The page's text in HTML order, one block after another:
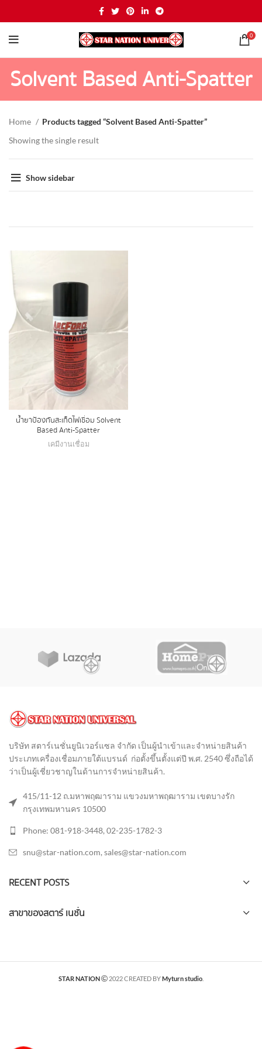
0
Solvent Based Anti-Spatter
Home
Products tagged “Solvent Based Anti-Spatter”
Showing the single result
Show sidebar
น้ำยาป้องกันสะเก็ดไฟเชื่อม Solvent
Based Anti-Spatter
เคมีงานเชื่อม
บริษัท สตาร์เนชั่นยูนิเวอร์แซล จำกัด เป็นผู้นำเข้าและจำหน่ายสินค้า
ประเภทเครื่องเชื่อมภายใต้แบรนด์ ก่อตั้งขึ้นตั้งแต่ปี พ.ศ. 2540 ซึ่งถือได้
ว่าเป็นผู้เชี่ยวชาญในด้านการจำหน่ายสินค้า.
415/11-12 ถ.มหาพฤฒาราม แขวงมหาพฤฒาราม เขตบางรัก
กรุงเทพมหานคร 10500
Phone: 081-918-3448, 02-235-1782-3
snu@star-nation.com, sales@star-nation.com
RECENT POSTS
สาขาของสตาร์ เนชั่น
STAR NATION 2022 CREATED BYMyturn studio